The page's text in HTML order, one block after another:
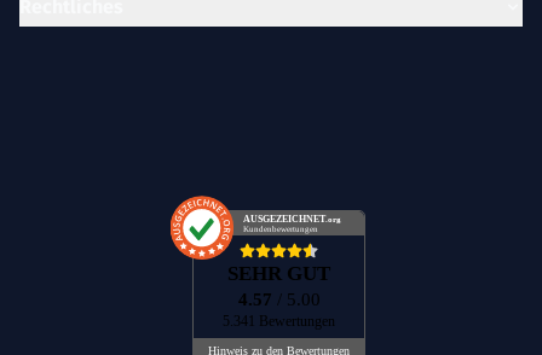
AUSGEZEICHNET .org
Kundenbewertungen
SEHR GUT
4.57 / 5.00
5.341 Bewertungen
Hinweis zu den Bewertungen